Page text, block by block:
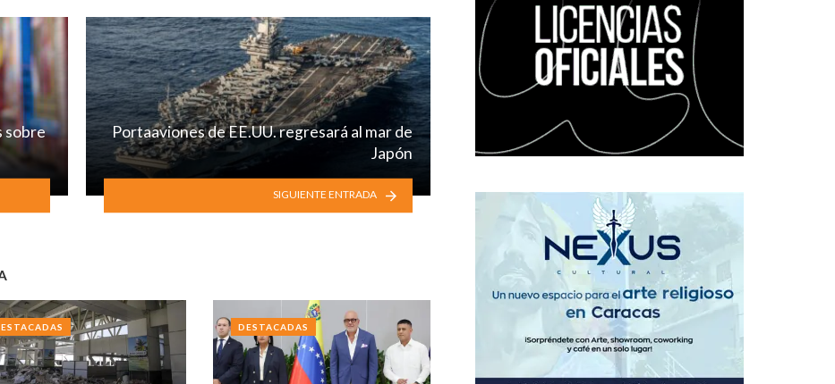
sobre
Portaaviones de EE.UU. regresará al mar de
Japón
SIGUIENTE ENTRADA
DESTACADAS